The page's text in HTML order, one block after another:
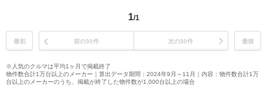
1/1
最初 前の30件 次の30件 最後
※人気のクルマは平均1ヶ月で掲載終了
物件数合計1万台以上のメーカー｜算出データ期間：2024年9月～11月｜内容：物件数合計1万
台以上のメーカーのうち、掲載が終了した物件数が1,000台以上の場合